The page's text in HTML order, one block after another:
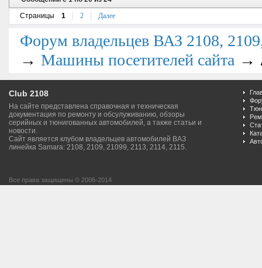
Страницы
1 2 Далее
Форум владельцев ВАЗ 2108,
→ Машины посетителей сайта →
Club 2108
На сайте представлена справочная и техническая
документация по ремонту и обсулуживанию, обзоры
серийных и тюнигованных автомобилей, а также статьи и
новости.
Сайт является клубом владельцев автомобилей ВАЗ
линейка Samara: 2108, 2109, 21099, 2113, 2114, 2115.
Все права защищены © 2006-2014